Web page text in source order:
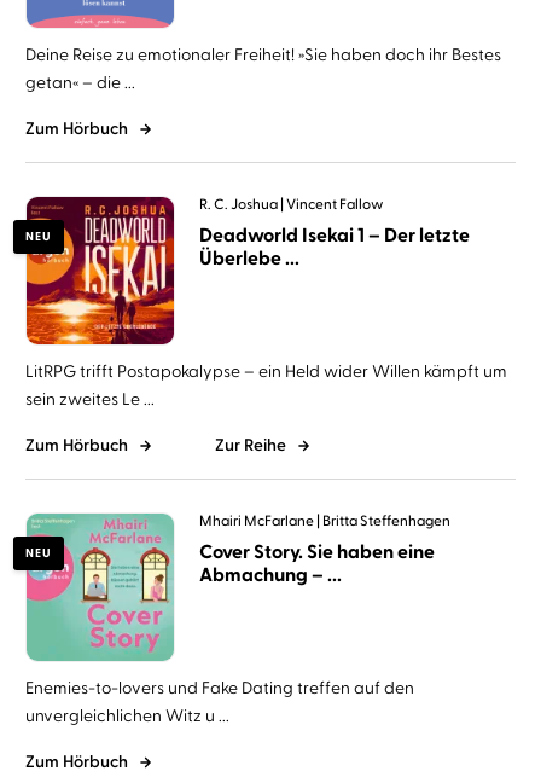
Deine Reise zu emotionaler Freiheit! »Sie haben doch ihr Bestes
getan« – die ...
Zum Hörbuch
NEU
R. C. Joshua Vincent Fallow
Deadworld Isekai 1 – Der letzte
Überlebe ...
LitRPG trifft Postapokalypse – ein Held wider Willen kämpft um
sein zweites Le ...
Zum Hörbuch Zur Reihe
NEU
Mhairi McFarlane Britta Steffenhagen
Cover Story. Sie haben eine
Abmachung – ...
Enemies-to-lovers und Fake Dating treffen auf den
unvergleichlichen Witz u ...
Zum Hörbuch